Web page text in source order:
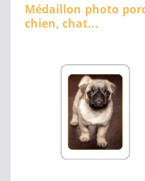
Médaillon photo
chien, chat...